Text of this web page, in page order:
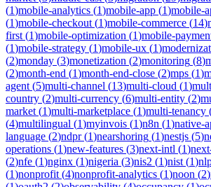
(1)mobile-analytics (1)mobile-app (1)mobile-
(1)mobile-checkout (1)mobile-commerce (14)
first (1)mobile-optimization (1)mobile-
(1)mobile-strategy (1)mobile-ux (1)
(2)monday (3)monetization (2)monitoring (8)
(2)month-end (1)month-end-close (2)mps (1)
agent (5)multi-channel (13)multi-cloud (1)
country (2)multi-currency (6)multi-entity (2)
market (1)multi-marketplace (1)multi-tenancy
(4)multilingual (1)myinvois (1)n8n (1)native-
language (2)ndpr(1)nearshoring (1)nestjs (5)
operations (1)new-features (3)next-intl (1)
(2)nfe (1)nginx (1)nigeria (3)nis2 (1)nist (1)
(1)nonprofit (4)nonprofit-analytics (1)noon (2)